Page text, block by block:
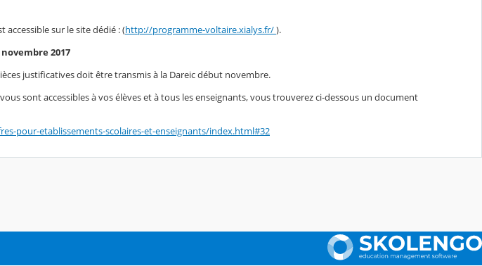
accessible sur le site dédié : (http://programme-voltaire.xialys.fr/).
novembre 2017
justificatives doit être transmis à la Dareic début novembre.
sont accessibles à vos élèves et à tous les enseignants, vous trouverez ci-dessous un document
pour-etablissements-scolaires-et-enseignants/index.html#32